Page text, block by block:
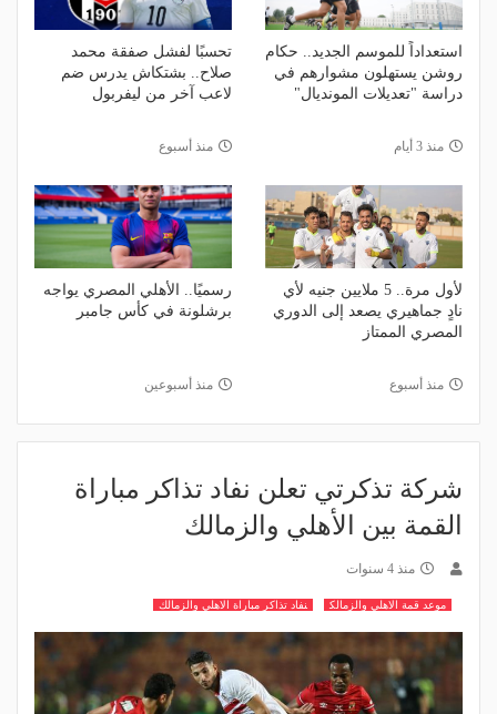
استعداداً للموسم الجديد.. حكام
روشن يستهلون مشوارهم في
دراسة "تعديلات المونديال"
منذ 3 أيام
تحسبًا لفشل صفقة محمد
صلاح.. بشتكاش يدرس ضم
لاعب آخر من ليفربول
منذ أسبوع
لأول مرة.. 5 ملايين جنيه لأي
نادٍ جماهيري يصعد إلى الدوري
المصري الممتاز
منذ أسبوع
رسميًا.. الأهلي المصري يواجه
برشلونة في كأس جامبر
منذ أسبوعين
شركة تذكرتي تعلن نفاد تذاكر مباراة
القمة بين الأهلي والزمالك
منذ 4 سنوات
موعد قمة الاهلي والزمالك نفاد تذاكر مباراة الاهلي والزمالك